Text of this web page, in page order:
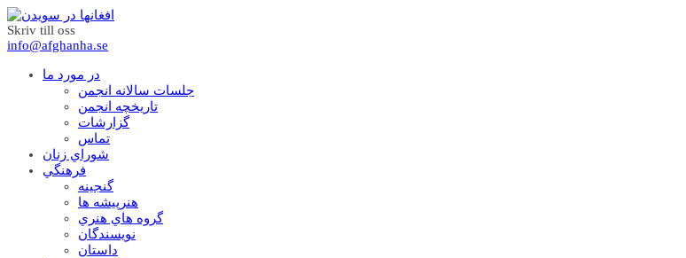
Skriv till oss
info@afghanha.se
در مورد ما
جلسات سالانه انجمن
تاریخچه انجمن
گزارشات
تماس
شوراي زنان
فرهنگي
گنجينه
هنرپيشه ها
گروه هاي هنري
نويسندگان
داستان